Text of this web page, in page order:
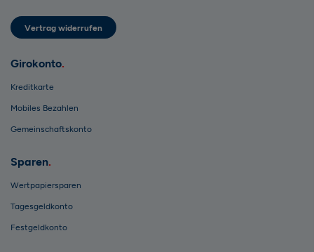
Vertrag widerrufen
Girokonto
Kreditkarte
Mobiles Bezahlen
Gemeinschaftskonto
Sparen
Wertpapiersparen
Tagesgeldkonto
Festgeldkonto